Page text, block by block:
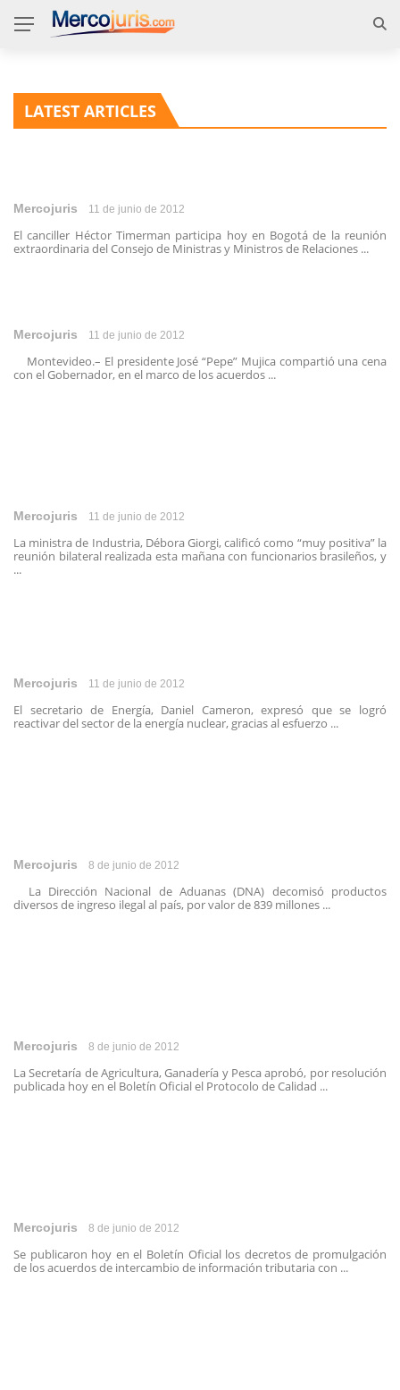
LATEST ARTICLES
Mercojuris 11 de junio de 2012
El canciller Héctor Timerman participa hoy en Bogotá de la reunión
extraordinaria del Consejo de Ministras y Ministros de Relaciones ...
Mercojuris 11 de junio de 2012
Montevideo.– El presidente José “Pepe” Mujica compartió una cena
con el Gobernador, en el marco de los acuerdos ...
Mercojuris 11 de junio de 2012
La ministra de Industria, Débora Giorgi, calificó como “muy positiva” la
reunión bilateral realizada esta mañana con funcionarios brasileños, y
...
Mercojuris 11 de junio de 2012
El secretario de Energía, Daniel Cameron, expresó que se logró
reactivar del sector de la energía nuclear, gracias al esfuerzo ...
Mercojuris 8 de junio de 2012
La Dirección Nacional de Aduanas (DNA) decomisó productos
diversos de ingreso ilegal al país, por valor de 839 millones ...
Mercojuris 8 de junio de 2012
La Secretaría de Agricultura, Ganadería y Pesca aprobó, por resolución
publicada hoy en el Boletín Oficial el Protocolo de Calidad ...
Mercojuris 8 de junio de 2012
Se publicaron hoy en el Boletín Oficial los decretos de promulgación
de los acuerdos de intercambio de información tributaria con ...